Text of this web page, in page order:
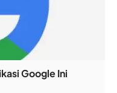
Google Ini